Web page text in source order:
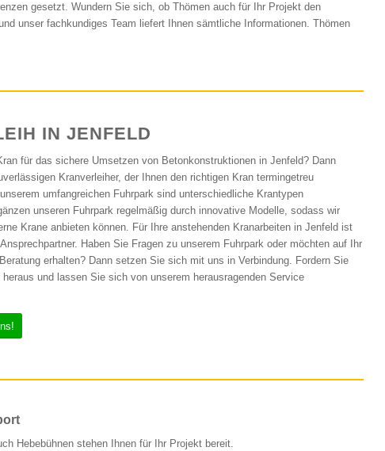
gesetzt. Wundern Sie sich, ob Thömen auch für Ihr Projekt den
unser fachkundiges Team liefert Ihnen sämtliche Informationen. Thömen
IN JENFELD
für das sichere Umsetzen von Betonkonstruktionen in Jenfeld? Dann
Kranverleiher, der Ihnen den richtigen Kran termingetreu
umfangreichen Fuhrpark sind unterschiedliche Krantypen
unseren Fuhrpark regelmäßig durch innovative Modelle, sodass wir
Krane anbieten können. Für Ihre anstehenden Kranarbeiten in Jenfeld ist
Haben Sie Fragen zu unserem Fuhrpark oder möchten auf Ihr
erhalten? Dann setzen Sie sich mit uns in Verbindung. Fordern Sie
und lassen Sie sich von unserem herausragenden Service
Hebebühnen stehen Ihnen für Ihr Projekt bereit.